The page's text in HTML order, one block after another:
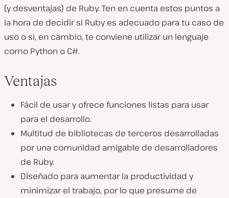
(y desventajas) de Ruby. Ten en cuenta estos puntos a
la hora de decidir si Ruby es adecuado para tu caso de
uso o si, en cambio, te conviene utilizar un lenguaje
como Python o C#.
Ventajas
Fácil de usar y ofrece funciones listas para usar
para el desarrollo.
Multitud de bibliotecas de terceros desarrolladas
por una comunidad amigable de desarrolladores
de Ruby.
Diseñado para aumentar la productividad y
minimizar el trabajo, por lo que presume de